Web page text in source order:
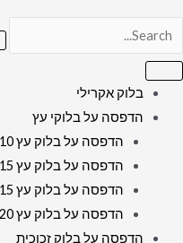
בלוק אקרילי
הדפסה על בלוקי עץ
הדפסה על בלוק עץ 10X10 ס"מ
הדפסה על בלוק עץ 10X15 ס"מ
הדפסה על בלוק עץ 15X15 ס"מ
הדפסה על בלוק עץ 15X20 ס”מ
הדפסה על בלוק זכוכית